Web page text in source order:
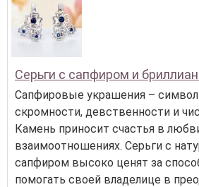
Серьги с сапфиром и
Сапфировые украшения –
скромности, девственности и
Камень приносит счастья в
взаимоотношениях. Серьги с
сапфиром высоко ценят за
помогать своей владелице в